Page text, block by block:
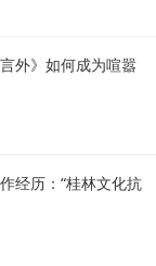
外》如何成为喧嚣
经历：“桂林文化抗